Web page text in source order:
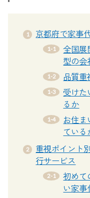
京都府で家事
全国展
型の会
品質
受けた
るか
お住ま
ている
重視ポイント
行サービス
初めて
い家事